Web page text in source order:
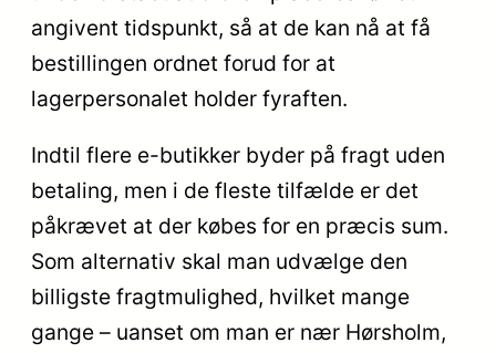
angivent tidspunkt, så at de kan nå at få
bestillingen ordnet forud for at
lagerpersonalet holder fyraften.
Indtil flere e-butikker byder på fragt uden
betaling, men i de fleste tilfælde er det
påkrævet at der købes for en præcis sum.
Som alternativ skal man udvælge den
billigste fragtmulighed, hvilket mange
gange – uanset om man er nær Hørsholm,